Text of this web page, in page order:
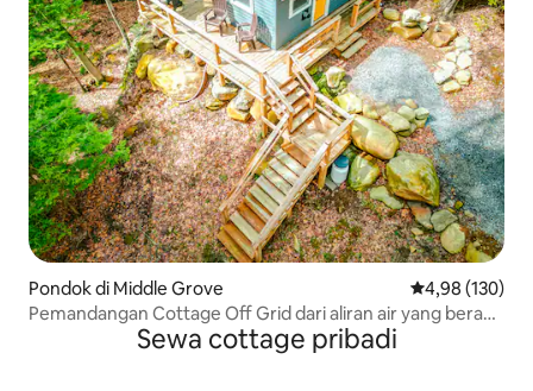
Pondok di Middle Grove Nilai rata-rata
4,98 (130)
Pemandangan Cottage Off Grid dari aliran air yang berada
di atas batu besarSewa cottage pribadi